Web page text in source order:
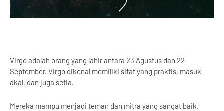
Virgo adalah orang yang lahir antara 23 Agustus dan 22
September. Virgo dikenal memiliki sifat yang praktis, masuk
akal, dan juga setia.
Mereka mampu menjadi teman dan mitra yang sangat baik.